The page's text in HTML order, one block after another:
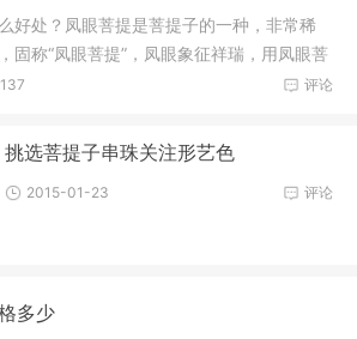
好处？凤眼菩提是菩提子的一种，非常稀
固称“凤眼菩提”，凤眼象征祥瑞，用凤眼菩
评论
挑选菩提子串珠关注形艺色
评论
2015-01-23
多少